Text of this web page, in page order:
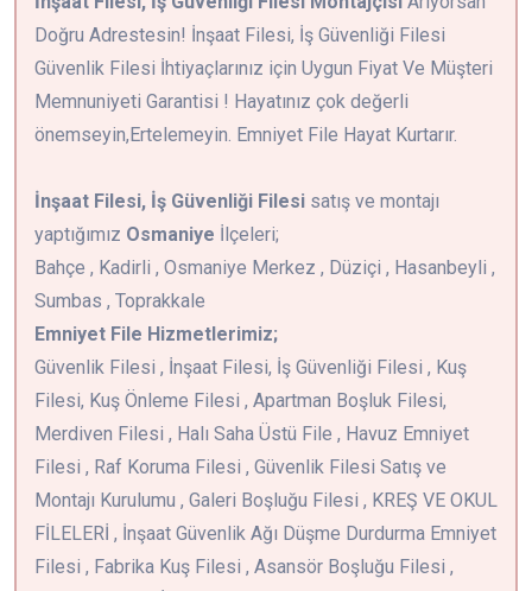
Doğru Adrestesin! İnşaat Filesi, İş Güvenliği Filesi
Güvenlik Filesi İhtiyaçlarınız için Uygun Fiyat Ve Müşteri
Memnuniyeti Garantisi ! Hayatınız çok değerli
önemseyin,Ertelemeyin. Emniyet File Hayat Kurtarır.
İnşaat Filesi, İş Güvenliği Filesi satış ve montajı
yaptığımız Osmaniye İlçeleri;
Bahçe , Kadirli , Osmaniye Merkez , Düziçi , Hasanbeyli ,
Sumbas , Toprakkale
Emniyet File Hizmetlerimiz;
Güvenlik Filesi , İnşaat Filesi, İş Güvenliği Filesi , Kuş
Filesi, Kuş Önleme Filesi , Apartman Boşluk Filesi,
Merdiven Filesi , Halı Saha Üstü File , Havuz Emniyet
Filesi , Raf Koruma Filesi , Güvenlik Filesi Satış ve
Montajı Kurulumu , Galeri Boşluğu Filesi , KREŞ VE OKUL
FİLELERİ , İnşaat Güvenlik Ağı Düşme Durdurma Emniyet
Filesi , Fabrika Kuş Filesi , Asansör Boşluğu Filesi ,